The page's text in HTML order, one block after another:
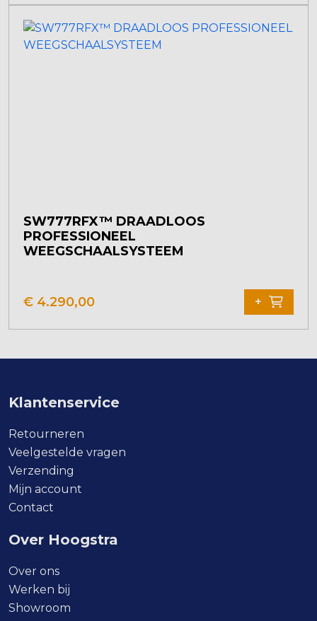
SW777RFX™ DRAADLOOS
PROFESSIONEEL
WEEGSCHAALSYSTEEM
€ 4.290,00 +
Klantenservice
Retourneren
Veelgestelde vragen
Verzending
Mijn account
Contact
Over Hoogstra
Over ons
Werken bij
Showroom